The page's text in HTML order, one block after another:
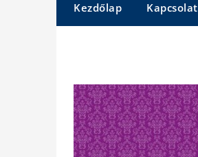
Kezdőlap Kapcsolat